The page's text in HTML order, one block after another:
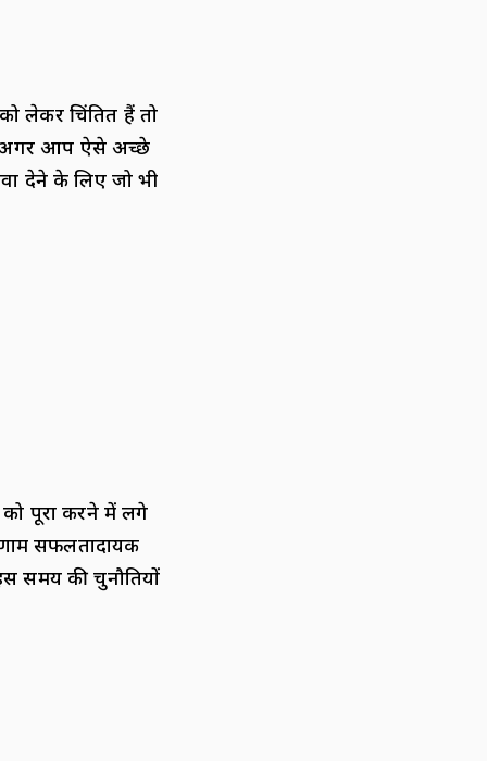
लेकर चिंतित हैं तो
अगर आप ऐसे अच्छे
देने के लिए जो भी
पूरा करने में लगे
सफलतादायक
समय की चुनौतियों